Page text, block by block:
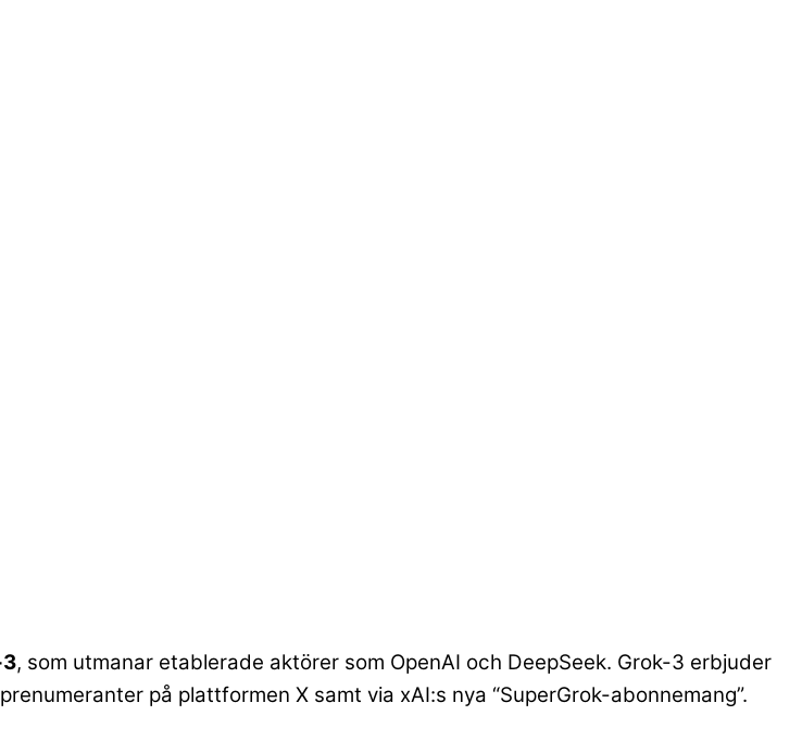
, som utmanar etablerade aktörer som OpenAI och DeepSeek. Grok-3 erbjuder
på plattformen X samt via xAI:s nya “SuperGrok-abonnemang”.